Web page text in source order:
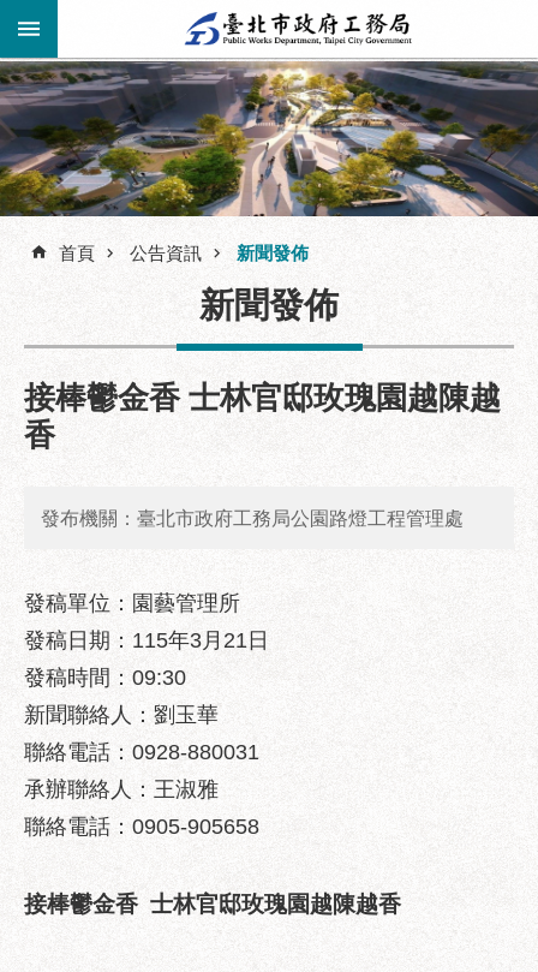
跳到主要內容區塊
進
階
搜
公
告
資
訊
服
機
關
介
務
資
訊
政
府
資
訊
公
開
良
事
首頁 公告資訊 新聞發佈
新聞發佈
接棒鬱金香 士林官邸玫瑰園越陳越
香
發布機關：臺北市政府工務局公園路燈工程管理處
發稿單位：園藝管理所
發稿日期：115年3月21日
發稿時間：09:30
新聞聯絡人：劉玉華
聯絡電話：0928-880031
承辦聯絡人：王淑雅
聯絡電話：0905-905658
接棒鬱金香 士林官邸玫瑰園越陳越香